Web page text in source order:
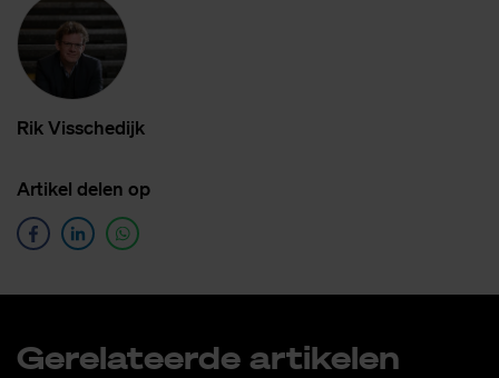
Rik Vis­sche­dijk
Ar­ti­kel de­len op
Ge­re­la­teer­de ar­ti­ke­len